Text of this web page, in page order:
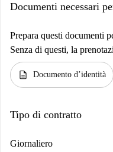
Documenti necessari
Prepara questi documenti
Senza di questi, la
description Documento d’identità
Tipo di contratto
Giornaliero